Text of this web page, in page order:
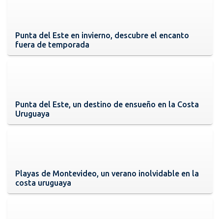
Punta del Este en invierno, descubre el encanto
fuera de temporada
Punta del Este, un destino de ensueño en la Costa
Uruguaya
Playas de Montevideo, un verano inolvidable en la
costa uruguaya